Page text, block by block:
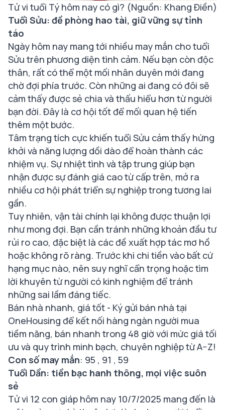
Tử vi tuổi Tý hôm nay có gì? (Nguồn: Khang Điền)
Tuổi Sửu: đề phòng hao tài, giữ vững sự tỉnh
táo
Ngày hôm nay mang tới nhiều may mắn cho tuổi
Sửu trên phương diện tình cảm. Nếu bạn còn độc
thân, rất có thể một mối nhân duyên mới đang
chờ đợi phía trước. Còn những ai đang có đôi sẽ
cảm thấy được sẻ chia và thấu hiểu hơn từ người
bạn đời. Đây là cơ hội tốt để mối quan hệ tiến
thêm một bước.
Tâm trạng tích cực khiến tuổi Sửu cảm thấy hứng
khởi và năng lượng dồi dào để hoàn thành các
nhiệm vụ. Sự nhiệt tình và tập trung giúp bạn
nhận được sự đánh giá cao từ cấp trên, mở ra
nhiều cơ hội phát triển sự nghiệp trong tương lai
gần.
Tuy nhiên, vận tài chính lại không được thuận lợi
như mong đợi. Bạn cần tránh những khoản đầu tư
rủi ro cao, đặc biệt là các đề xuất hợp tác mơ hồ
hoặc không rõ ràng. Trước khi chi tiền vào bất cứ
hạng mục nào, nên suy nghĩ cẩn trọng hoặc tìm
lời khuyên từ người có kinh nghiệm để tránh
những sai lầm đáng tiếc.
Bán nhà nhanh, giá tốt - Ký gửi bán nhà tại
OneHousing để kết nối hàng ngàn người mua
tiềm năng, bán nhanh trong 48 giờ với mức giá tối
ưu và quy trình minh bạch, chuyên nghiệp từ A–Z!
Con số may mắn: 95 , 91 , 59
Tuổi Dần: tiền bạc hanh thông, mọi việc suôn
sẻ
Tử vi 12 con giáp hôm nay 10/7/2025 mang đến là